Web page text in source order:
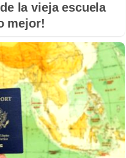
la vieja escuela
mejor!